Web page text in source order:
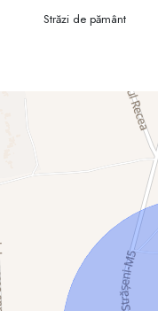
- Avantaje cheie:
- Potrivit pentru agricultori
- Posibilitate de
- Contact:
Sergiu – 060462023
RE/MAX Elite – Noi nu
Străzi de pământ